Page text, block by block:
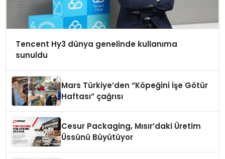
Tencent Hy3 dünya genelinde kullanıma
sunuldu
Mars Türkiye’den “Köpeğini İşe Götür
Haftası” çağrısı
Cesur Packaging, Mısır’daki Üretim
Üssünü Büyütüyor